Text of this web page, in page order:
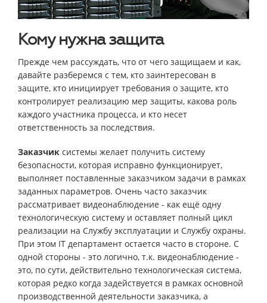
Кому нужна защита
Прежде чем рассуждать, что от чего защищаем и как,
давайте разберемся с тем, кто заинтересован в
защите, кто инициирует требования о защите, кто
контролирует реализацию мер защиты, какова роль
каждого участника процесса, и кто несет
ответственность за последствия.
Заказчик системы желает получить систему
безопасности, которая исправно функционирует,
выполняет поставленные заказчиком задачи в рамках
заданных параметров. Очень часто заказчик
рассматривает видеонаблюдение - как ещё одну
технологическую систему и оставляет полный цикл
реализации на Службу эксплуатации и Службу охраны.
При этом IT департамент остается часто в стороне. С
одной стороны - это логично, т.к. видеонаблюдение -
это, по сути, действительно технологическая система,
которая редко когда задействуется в рамках основной
производственной деятельности заказчика, а